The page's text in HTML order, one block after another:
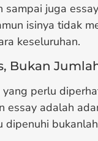
sampai juga
isinya tidak
keseluruhan.
Bukan
perlu
essay adalah
dipenuhi